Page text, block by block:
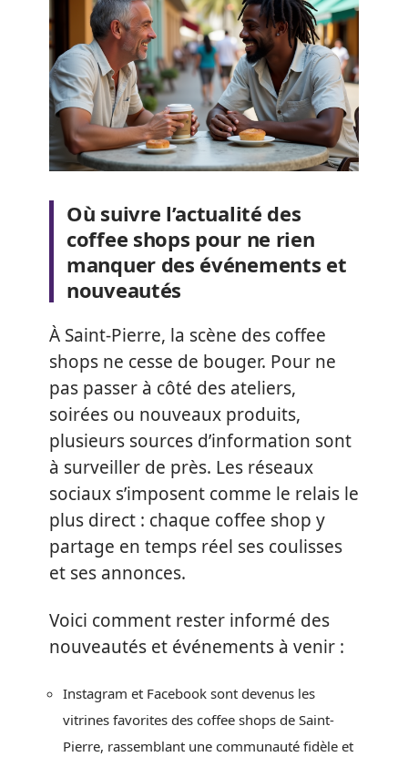
Où suivre l’actualité des
coffee shops pour ne rien
manquer des événements et
nouveautés
À Saint-Pierre, la scène des coffee
shops ne cesse de bouger. Pour ne
pas passer à côté des ateliers,
soirées ou nouveaux produits,
plusieurs sources d’information sont
à surveiller de près. Les réseaux
sociaux s’imposent comme le relais le
plus direct : chaque coffee shop y
partage en temps réel ses coulisses
et ses annonces.
Voici comment rester informé des
nouveautés et événements à venir :
Instagram et Facebook sont devenus les
vitrines favorites des coffee shops de Saint-
Pierre, rassemblant une communauté fidèle et